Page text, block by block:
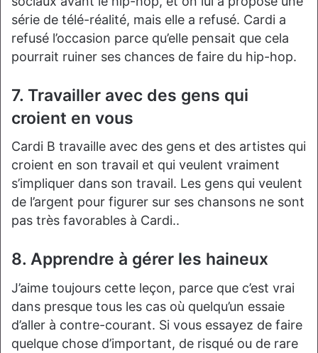
série de télé-réalité, mais elle a refusé. Cardi a
refusé l’occasion parce qu’elle pensait que cela
pourrait ruiner ses chances de faire du hip-hop.
7. Travailler avec des gens qui
croient en vous
Cardi B travaille avec des gens et des artistes qui
croient en son travail et qui veulent vraiment
s’impliquer dans son travail. Les gens qui veulent
de l’argent pour figurer sur ses chansons ne sont
pas très favorables à Cardi..
8. Apprendre à gérer les haineux
J’aime toujours cette leçon, parce que c’est vrai
dans presque tous les cas où quelqu’un essaie
d’aller à contre-courant. Si vous essayez de faire
quelque chose d’important, de risqué ou de rare